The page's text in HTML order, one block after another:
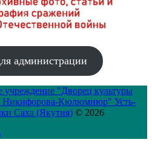
администрации
"Дворец культуры
Кюлюмнюр" Усть-
Саха (Якутия) © 2026